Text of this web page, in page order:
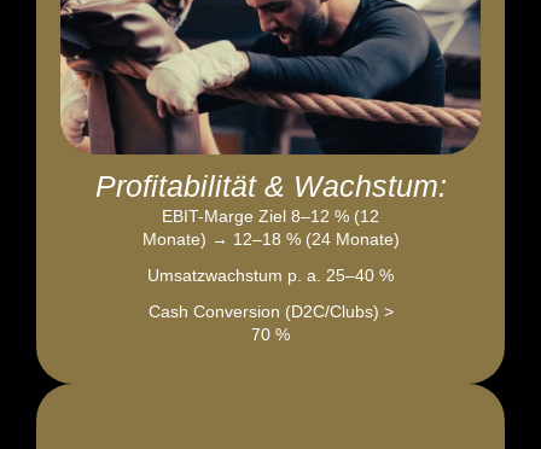
Profitabilität & Wachstum:
EBIT-Marge Ziel 8–12 % (12
Monate) → 12–18 % (24 Monate)
Umsatzwachstum p. a. 25–40 %
Cash Conversion (D2C/Clubs) >
70 %